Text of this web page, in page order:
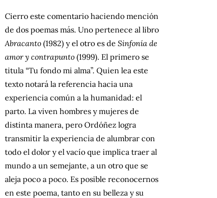
Cierro este comentario haciendo mención
de dos poemas más. Uno pertenece al libro
Abracanto (1982) y el otro es de Sinfonía de
amor y contrapunto (1999). El primero se
titula “Tu fondo mi alma”. Quien lea este
texto notará la referencia hacia una
experiencia común a la humanidad: el
parto. La viven hombres y mujeres de
distinta manera, pero Ordóñez logra
transmitir la experiencia de alumbrar con
todo el dolor y el vacío que implica traer al
mundo a un semejante, a un otro que se
aleja poco a poco. Es posible reconocernos
en este poema, tanto en su belleza y su